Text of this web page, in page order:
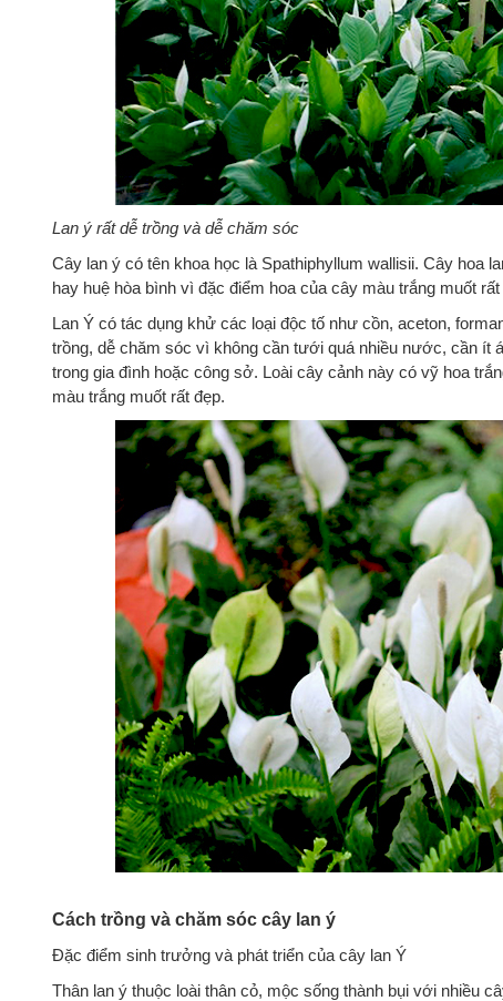
Lan ý rất dễ trồng và dễ chăm sóc
Cây lan ý có tên khoa học là Spathiphyllum wallisii. Cây hoa
hay huệ hòa bình vì đặc điểm hoa của cây màu trắng muốt rất
Lan Ý có tác dụng khử các loại độc tố như cồn, aceton,
trồng, dễ chăm sóc vì không cần tưới quá nhiều nước, cần ít
trong gia đình hoặc công sở. Loài cây cảnh này có vỹ hoa
màu trắng muốt rất đẹp.
Cách trồng và chăm sóc cây lan ý
Đặc điểm sinh trưởng và phát triển của cây lan Ý
Thân lan ý thuộc loài thân cỏ, mộc sống thành bụi với nhiều